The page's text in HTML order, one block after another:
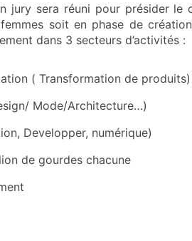
jury sera réuni pour présider le
femmes soit en phase de
dans 3 secteurs d’activités :
( Transformation de produits)
Mode/Architecture…)
Developper, numérique)
de gourdes chacune